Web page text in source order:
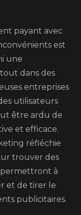
payant avec
est
une
dans des
entreprises
utilisateurs
être ardu de
et efficace.
réfléchie
trouver des
à
et de tirer le
publicitaires.